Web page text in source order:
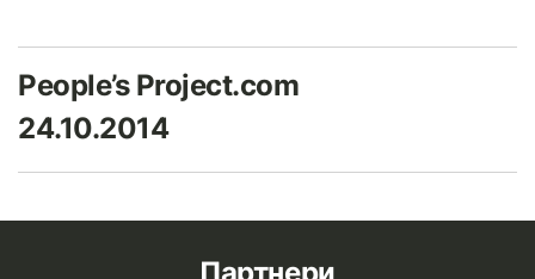
People’s Project.com
24.10.2014